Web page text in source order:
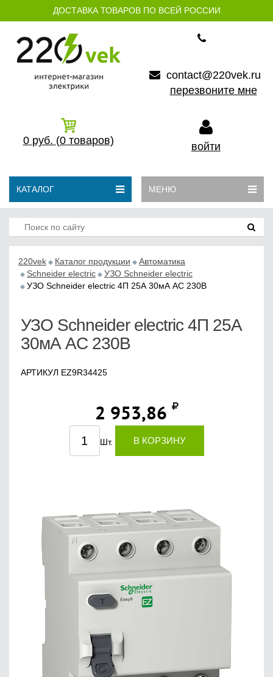
ДОСТАВКА ТОВАРОВ ПО ВСЕЙ РОССИИ
contact@220vek.ru
перезвоните мне
0 руб. (0 товаров) войти
КАТАЛОГ МЕНЮ
220vek Каталог продукции
Автоматика
Schneider electric
УЗО Schneider electric
УЗО Schneider electric 4П 25А 30мА AC 230В
УЗО Schneider electric 4П 25А
30мА AC 230В
АРТИКУЛ EZ9R34425
2 953,86
Шт. В КОРЗИНУ